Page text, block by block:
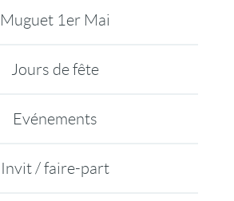
Muguet 1er Mai
Jours de fête
Evénements
Invit / faire-part